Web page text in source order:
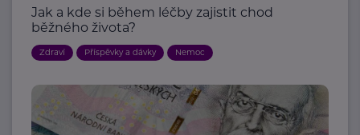
Jak a kde si během léčby zajistit chod
běžného života?
Zdraví Příspěvky a dávky Nemoc